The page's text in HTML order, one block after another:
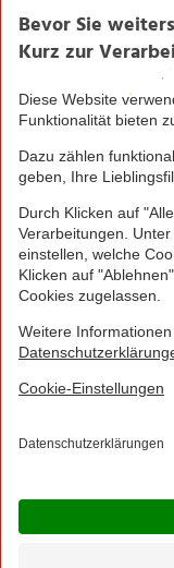
Seite
Greifen Sie
Irrtümer durch
© 2016 - 2026
Stiftung & Co.
Sitemap
Jetzt Ihre
Geben Sie über "Meine